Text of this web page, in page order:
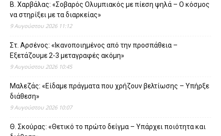
Β. Χαρβάλας: «Σοβαρός Ολυμπιακός με πίεση ψηλά – Ο κόσμος
να στηρίξει με τα διαρκείας»
9 Αυγούστου 2026 11:12
Στ. Αρσένος: «Ικανοποιημένος από την προσπάθεια –
Εξετάζουμε 2-3 μεταγραφές ακόμη»
9 Αυγούστου 2026 10:45
Μαλεζάς: «Είδαμε πράγματα που χρήζουν βελτίωσης – Υπήρξε
διάθεση»
9 Αυγούστου 2026 10:07
Θ. Σκούρας: «Θετικό το πρώτο δείγμα – Υπάρχει ποιότητα και